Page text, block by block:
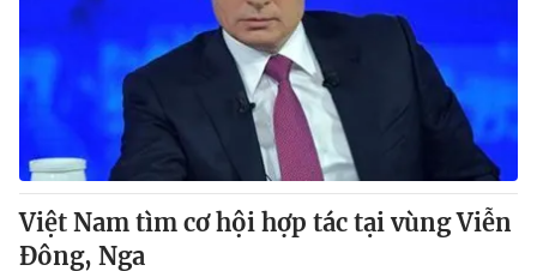
Việt Nam tìm cơ hội hợp tác tại vùng Viễn
Đông, Nga